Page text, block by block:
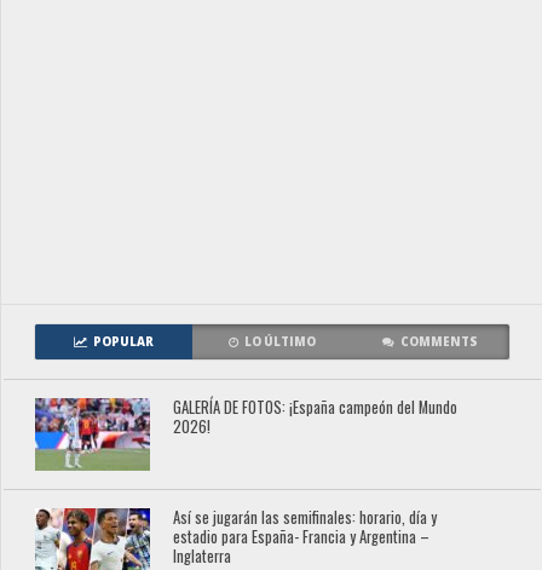
POPULAR LO ÚLTIMO COMMENTS
GALERÍA DE FOTOS: ¡España campeón del Mundo
2026!
Así se jugarán las semifinales: horario, día y
estadio para España- Francia y Argentina –
Inglaterra